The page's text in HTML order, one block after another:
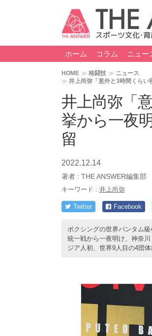
ホーム コラム ニュー
HOME 格闘技
ニュース
井上尚弥「意外と3時間くら
井上尚弥「
挙から一夜
留
2022.12.14
著者 : THE ANSWER編集部
キーワード : 井上尚弥
Twitter Facebook
ボクシングの世界バンタム
統一戦から一夜明け、神奈
ジア人初、世界9人目の4団